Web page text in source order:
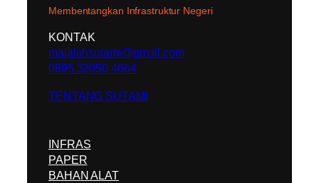
Membentangkan Infrastruktur Negeri
KONTAK
majalahsutami@gmail.com
0895 32050 4664
TENTANG SUTAMI
INFRAS
PAPER
BAHAN ALAT